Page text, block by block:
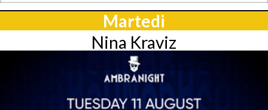
Martedi
Nina Kraviz